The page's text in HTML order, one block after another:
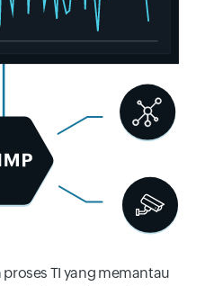
TI yang memantau